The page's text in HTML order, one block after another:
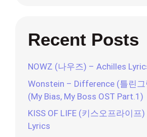
Recent Posts
NOWZ (나우즈) – Achilles
Wonstein – Difference (틀린
(My Bias, My Boss OST Part.1)
KISS OF LIFE (키스오프라이프
Lyrics